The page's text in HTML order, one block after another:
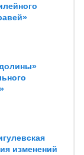
изменений